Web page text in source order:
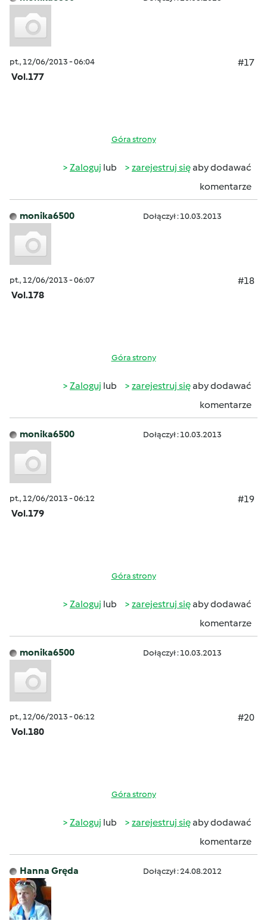
pt., 12/06/2013 - 06:04
#17
Vol.177
Góra strony
Zaloguj lub zarejestruj sięaby dodawać
komentarze
monika6500 Dołączył : 10.03.2013
pt., 12/06/2013 - 06:07
#18
Vol.178
Góra strony
Zaloguj lub zarejestruj sięaby dodawać
komentarze
monika6500 Dołączył : 10.03.2013
pt., 12/06/2013 - 06:12
#19
Vol.179
Góra strony
Zaloguj lub zarejestruj sięaby dodawać
komentarze
monika6500 Dołączył : 10.03.2013
pt., 12/06/2013 - 06:12
#20
Vol.180
Góra strony
Zaloguj lub zarejestruj sięaby dodawać
komentarze
Hanna Gręda Dołączył : 24.08.2012